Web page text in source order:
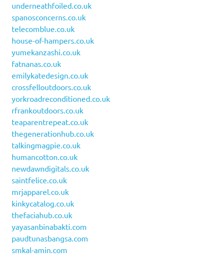
underneathfoiled.co.uk
spanosconcerns.co.uk
telecomblue.co.uk
house-of-hampers.co.uk
yumekanzashi.co.uk
fatnanas.co.uk
emilykatedesign.co.uk
crossfelloutdoors.co.uk
yorkroadreconditioned.co.uk
rfrankoutdoors.co.uk
teaparentrepeat.co.uk
thegenerationhub.co.uk
talkingmagpie.co.uk
humancotton.co.uk
newdawndigitals.co.uk
saintfelice.co.uk
mrjapparel.co.uk
kinkycatalog.co.uk
thefaciahub.co.uk
yayasanbinabakti.com
paudtunasbangsa.com
smkal-amin.com